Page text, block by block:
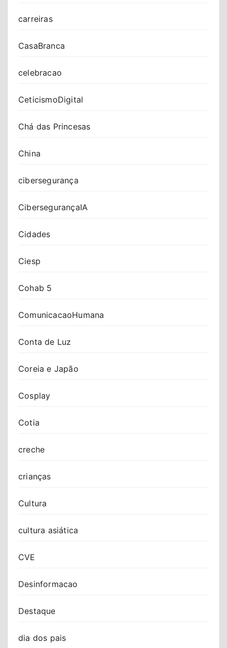
carreiras
CasaBranca
celebracao
CeticismoDigital
Chá das Princesas
China
cibersegurança
CibersegurançaIA
Cidades
Ciesp
Cohab 5
ComunicacaoHumana
Conta de Luz
Coreia e Japão
Cosplay
Cotia
creche
crianças
Cultura
cultura asiática
CVE
Desinformacao
Destaque
dia dos pais